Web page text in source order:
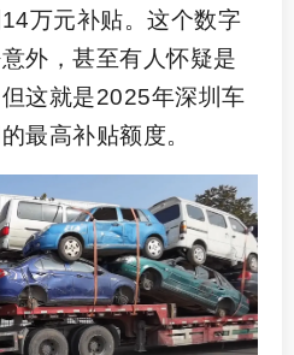
14万元补贴。这个数字
外，甚至有人怀疑是
这就是2025年深圳车
最高补贴额度。